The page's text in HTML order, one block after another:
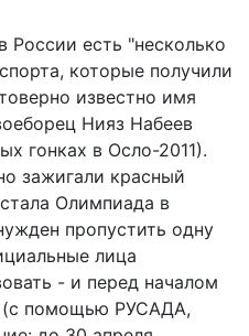
есть "несколько
которые получили
известно имя
Нияз Набеев
гонках в Осло-2011).
зажигали красный
Олимпиада в
пропустить одну
лица
- и перед началом
(с помощью РУСАДА,